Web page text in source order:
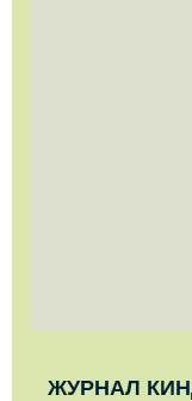
ЖУРНАЛ